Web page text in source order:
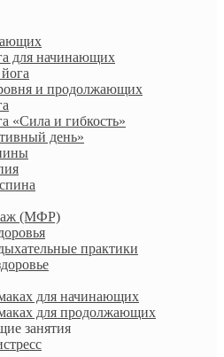
для начинающих
и продолжающих
«Сила и гибкость»
день»
(МФР)
практики
для начинающих
для продолжающих
занятия